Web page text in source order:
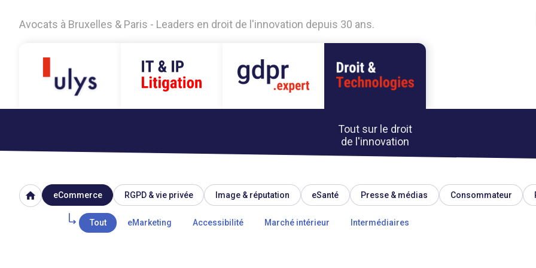
Avocats à Bruxelles & Paris - Leaders en droit de l'innovation depuis 30 ans.
Tout sur le droit
de l'innovation
home eCommerce RGPD & vie privée Image & réputation eSanté Presse & médias Consommateur
Tout eMarketing Accessibilité Marché intérieur Intermédiaires